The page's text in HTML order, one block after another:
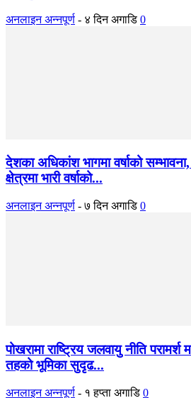
अनलाइन अन्नपूर्ण - ४ दिन अगाडि 0
देशका अधिकांश भागमा वर्षाको
क्षेत्रमा भारी वर्षाको...
अनलाइन अन्नपूर्ण - ७ दिन अगाडि 0
पोखरामा राष्ट्रिय जलवायु नीति
तहको भूमिका सुदृढ...
अनलाइन अन्नपूर्ण - १ हप्ता अगाडि 0